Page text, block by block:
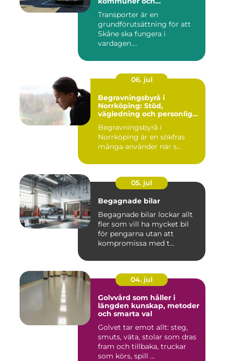
Transporter är en
grundförutsättning för att
Skåne ska fungera i
vardagen....
06. jul
Begravningsbyrå i
Norrköping: Stöd,
vägledning och personliga
Begravningsbyrå i
Norrköping är en sökfras
många använder när s...
05. jul
Begagnade bilar
Begagnade bilar lockar allt
fler som vill ha mycket bil
för pengarna utan att
kompromissa med t...
04. jul
Golvvård som håller i
längden kunskap, metoder
och smarta val
Golvet tar emot allt: steg,
smuts, väta, stolar som dras
fram och tillbaka, truckar
som körs, spill ...